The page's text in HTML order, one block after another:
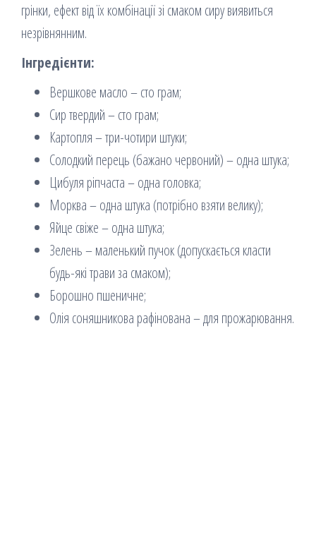
грінки, ефект від їх комбінації зі смаком сиру виявиться
незрівнянним.
Інгредієнти:
Вершкове масло – сто грам;
Сир твердий – сто грам;
Картопля – три-чотири штуки;
Солодкий перець (бажано червоний) – одна штука;
Цибуля ріпчаста – одна головка;
Морква – одна штука (потрібно взяти велику);
Яйце свіже – одна штука;
Зелень – маленький пучок (допускається класти
будь-які трави за смаком);
Борошно пшеничне;
Олія соняшникова рафінована – для прожарювання.